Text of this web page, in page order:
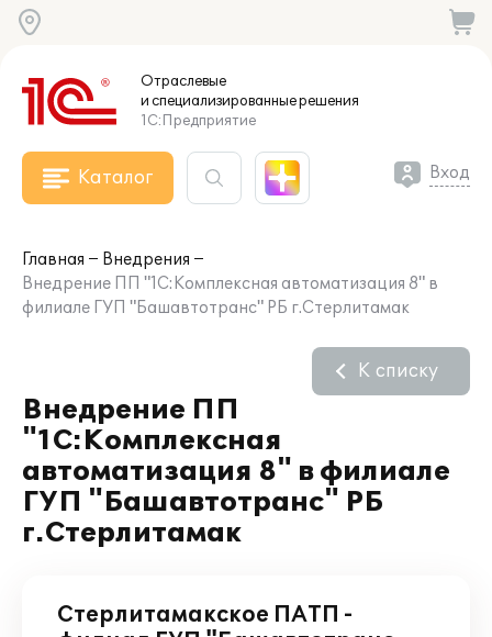
Отраслевые
и специализированныерешения
1С:Предприятие
Каталог Вход
Главная
Внедрения
Внедрение ПП "1С:Комплексная автоматизация 8" в
филиале ГУП "Башавтотранс" РБ г.Стерлитамак
Внедрение ПП
"1С:Комплексная
автоматизация 8" в филиале
ГУП "Башавтотранс" РБ
г.Стерлитамак
К списку
Стерлитамакское ПАТП -